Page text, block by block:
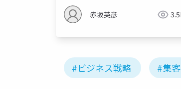
赤坂英彦
#ビジネス戦略 #集客